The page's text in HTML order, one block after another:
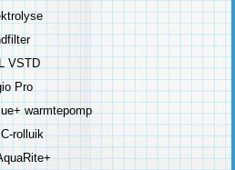
VSTD
Pro
warmtepomp
rolluik